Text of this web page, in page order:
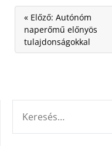
« Előző: Autónóm
naperőmű előnyös
tulajdonságokkal